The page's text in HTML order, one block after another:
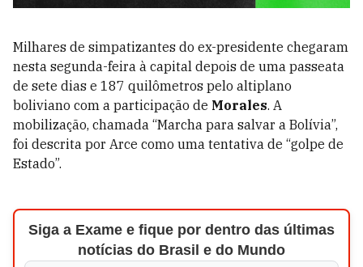
Milhares de simpatizantes do ex-presidente chegaram
nesta segunda-feira à capital depois de uma passeata
de sete dias e 187 quilômetros pelo altiplano
boliviano com a participação de Morales. A
mobilização, chamada “Marcha para salvar a Bolívia”,
foi descrita por Arce como uma tentativa de “golpe de
Estado”.
Siga a Exame e fique por dentro das últimas
notícias do Brasil e do Mundo